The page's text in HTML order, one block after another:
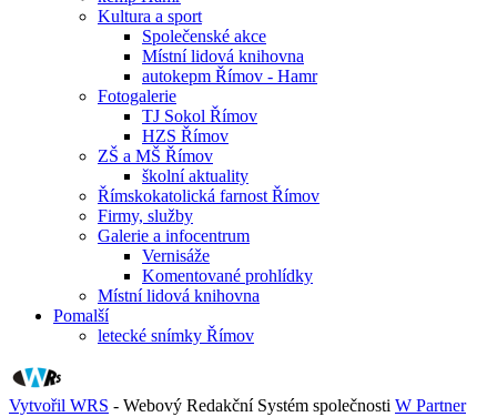
Kultura a sport
Společenské akce
Místní lidová knihovna
autokepm Římov - Hamr
Fotogalerie
TJ Sokol Římov
HZS Římov
ZŠ a MŠ Římov
školní aktuality
Římskokatolická farnost Římov
Firmy, služby
Galerie a infocentrum
Vernisáže
Komentované prohlídky
Místní lidová knihovna
Pomalší
letecké snímky Římov
Vytvořil WRS - Webový Redakční Systém společnosti W Partner